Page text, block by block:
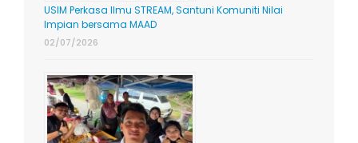
USIM Perkasa Ilmu STREAM, Santuni Komuniti Nilai
Impian bersama MAAD
02/07/2026